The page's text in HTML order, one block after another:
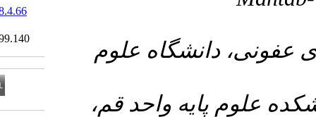
علوم
واحد قم،
IR.AJAUMS.REC.1399.140